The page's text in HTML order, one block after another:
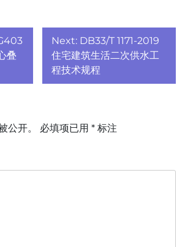
叠
Next: DB33/T 1171-2019
住宅建筑生活二次供水工
程技术规程
公开。 必填项已用 * 标注